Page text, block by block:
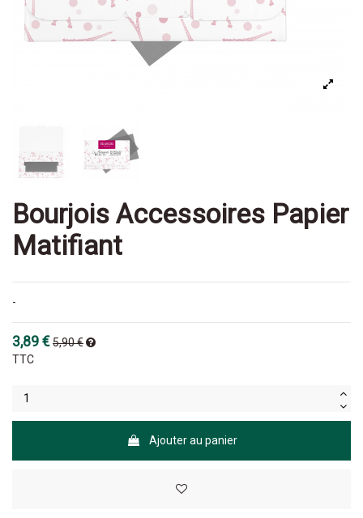
Bourjois Accessoires Papier
Matifiant
-
3,89 €5,90 €
TTC
Ajouter au panier